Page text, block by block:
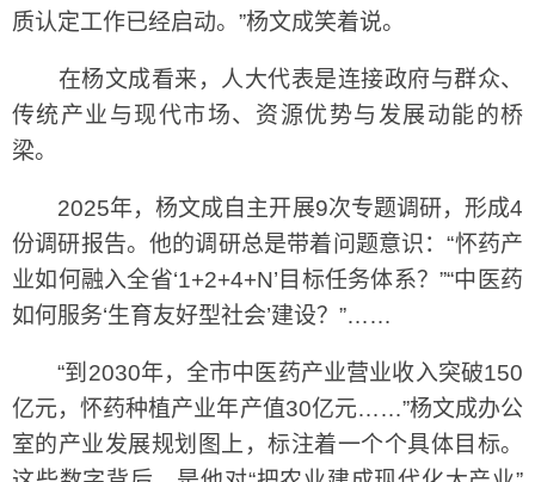
质认定工作已经启动。”杨文成笑着说。
在杨文成看来，人大代表是连接政府与群众、
传统产业与现代市场、资源优势与发展动能的桥
梁。
2025年，杨文成自主开展9次专题调研，形成4
份调研报告。他的调研总是带着问题意识：“怀药产
业如何融入全省‘1+2+4+N’目标任务体系？”“中医药
如何服务‘生育友好型社会’建设？”……
“到2030年，全市中医药产业营业收入突破150
亿元，怀药种植产业年产值30亿元……”杨文成办公
室的产业发展规划图上，标注着一个个具体目标。